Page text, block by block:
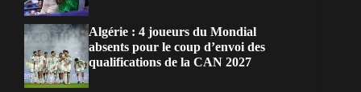
Algérie : 4 joueurs du Mondial
absents pour le coup d’envoi des
qualifications de la CAN 2027